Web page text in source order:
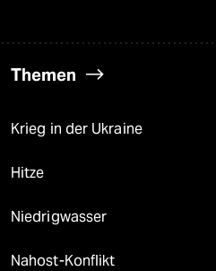
Themen
Krieg in der Ukraine
Hitze
Niedrigwasser
Nahost-Konflikt